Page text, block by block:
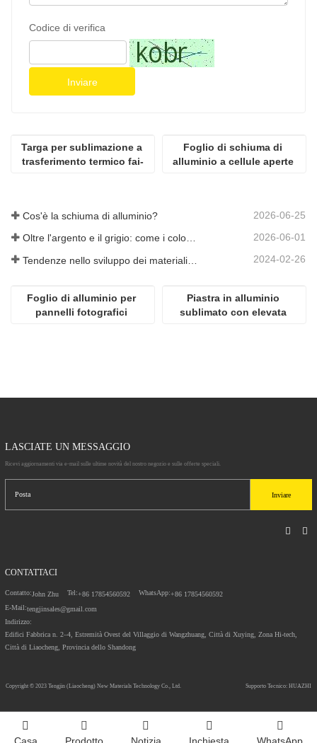
Codice di verifica
Inviare
Targa per sublimazione a
trasferimento termico fai-
Foglio di schiuma di
alluminio a cellule aperte
Cos'è la schiuma di alluminio? 2026-06-25
Oltre l'argento e il grigio: come i colori personalizzati aprono infinite possibilità per la schiuma di alluminio 2026-06-01
2024-02-26
Foglio di alluminio per
pannelli fotografici
Piastra in alluminio
sublimato con elevata
LASCIATE UN MESSAGGIO
Ricevi aggiornamenti via e-mail sulle ultime novità del nostro negozio e sulle offerte speciali.
Inviare
CONTATTACI
Contatto:John Zhu Tel:+86 17854560592 WhatsApp:+86 17854560592
E-Mail:tengjinsales@gmail.com
Indirizzo:
Edifici Fabbrica n. 2–4, Estremità Ovest del Villaggio di Wangzhuang, Città di Xuying, Zona Hi-tech,
Città di Liaocheng, Provincia dello Shandong
Copyright © 2023 Tengjin (Liaocheng) New Materials Technology Co., Ltd. Supporto Tecnico: HUAZHI
Casa Prodotto Notizia Inchiesta WhatsApp